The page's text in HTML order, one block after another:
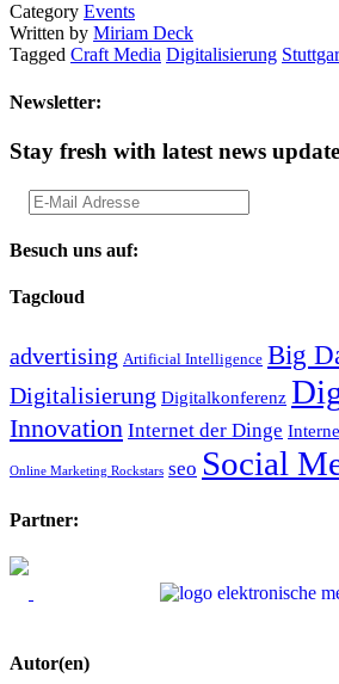
Category Events
Written by Miriam Deck
Tagged Craft Media Digitalisierung
Newsletter:
Stay fresh with latest news
Besuch uns auf:
Tagcloud
advertising Artificial Intelligence Big
Digitalisierung Digitalkonferenz
Innovation Internet der Dinge
Online Marketing Rockstars seo Social
Partner:
Autor(en)